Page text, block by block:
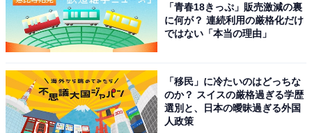
「青春18きっぷ」販売激減の裏
に何が？ 連続利用の厳格化だけ
ではない「本当の理由」
「移民」に冷たいのはどっちな
のか？ スイスの厳格過ぎる学歴
選別と、日本の曖昧過ぎる外国
人政策